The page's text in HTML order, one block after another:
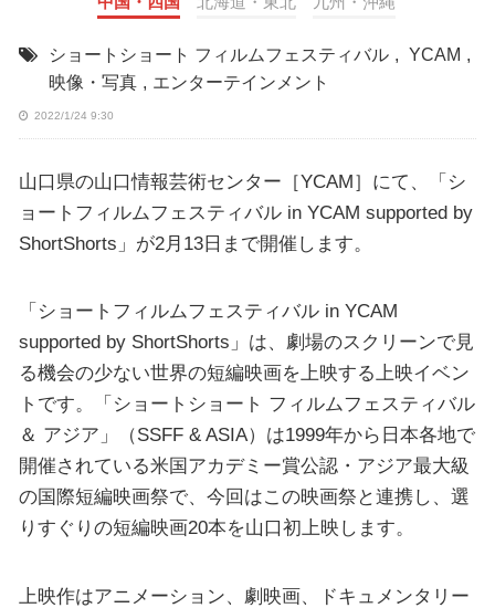
ショートショート フィルムフェスティバル , YCAM ,
映像・写真 , エンターテインメント
2022/1/24 9:30
山口県の山口情報芸術センター［YCAM］にて、「シ
ョートフィルムフェスティバル in YCAM supported by
ShortShorts」が2月13日まで開催します。
「ショートフィルムフェスティバル in YCAM
supported by ShortShorts」は、劇場のスクリーンで見
る機会の少ない世界の短編映画を上映する上映イベン
トです。「ショートショート フィルムフェスティバル
＆ アジア」（SSFF & ASIA）は1999年から日本各地で
開催されている米国アカデミー賞公認・アジア最大級
の国際短編映画祭で、今回はこの映画祭と連携し、選
りすぐりの短編映画20本を山口初上映します。
上映作はアニメーション、劇映画、ドキュメンタリー